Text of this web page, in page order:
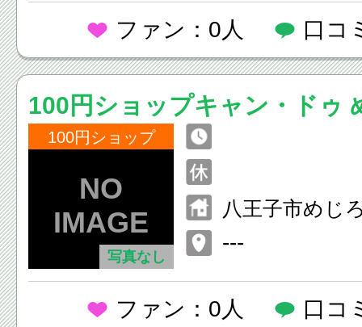
ファン：0人 口コ
100円ショップキャン・ドゥ
100円ショップ
写真なし
八王子市めじ
---
ファン：0人 口コ